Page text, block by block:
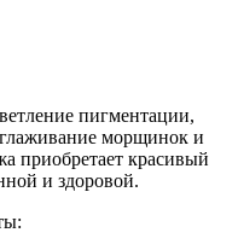
пигментации,
морщинок и
приобретает красивый
и здоровой.